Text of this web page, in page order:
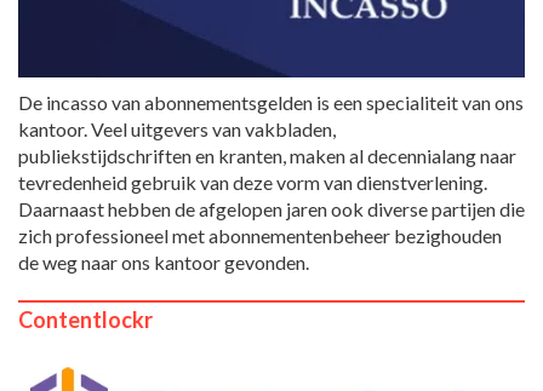
De incasso van abonnementsgelden is een specialiteit van ons
kantoor. Veel uitgevers van vakbladen,
publiekstijdschriften en kranten, maken al decennialang naar
tevredenheid gebruik van deze vorm van dienstverlening.
Daarnaast hebben de afgelopen jaren ook diverse partijen die
zich professioneel met abonnementenbeheer bezighouden
de weg naar ons kantoor gevonden.
Contentlockr